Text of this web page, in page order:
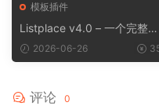
模板插件
Listplace v4.0 – 一个完整的
本地商家名录平台
2026-06-26
评论 0